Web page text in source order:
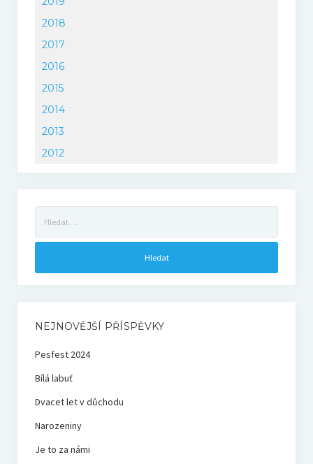
2018
2017
2016
2015
2014
2013
2012
NEJNOVĚJŠÍ PŘÍSPĚVKY
Pesfest 2024
Bílá labuť
Dvacet let v důchodu
Narozeniny
Je to za námi